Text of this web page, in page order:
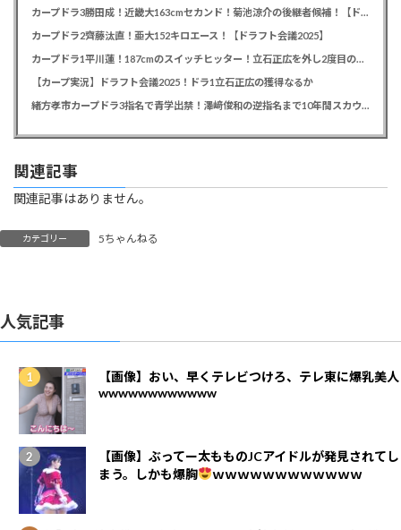
カープドラ3勝田成！近畿大163cmセカンド！菊池涼介の後継者候補！【ドラフト会議2025】
カープドラ2齊藤汰直！亜大152キロエース！【ドラフト会議2025】
カープドラ1平川蓮！187cmのスイッチヒッター！立石正広を外し2度目の重複も新井監督がクジを引き当てる！【ドラフト会議2025】
【カープ実況】ドラフト会議2025！ドラ1立石正広の獲得なるか
緒方孝市カープドラ3指名で青学出禁！澤﨑俊和の逆指名まで10年間スカウト出禁
関連記事
関連記事はありません。
カテゴリー 5ちゃんねる
人気記事
【画像】おい、早くテレビつけろ、テレ東に爆乳美人
wwwwwwwwwwww
【画像】ぶってー太もものJCアイドルが発見されてし
まう。しかも爆胸
ｗｗｗｗｗｗｗｗｗｗｗｗ